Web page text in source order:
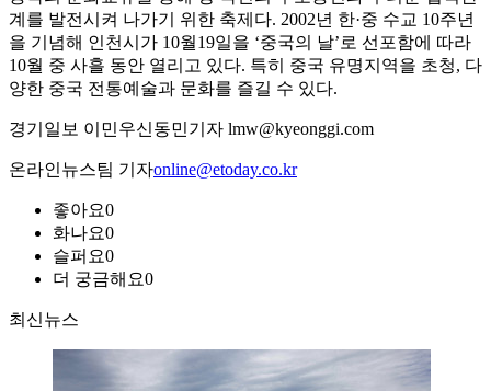
계를 발전시켜 나가기 위한 축제다. 2002년 한·중 수교 10주년
을 기념해 인천시가 10월19일을 ‘중국의 날’로 선포함에 따라
10월 중 사흘 동안 열리고 있다. 특히 중국 유명지역을 초청, 다
양한 중국 전통예술과 문화를 즐길 수 있다.
경기일보 이민우신동민기자 lmw@kyeonggi.com
온라인뉴스팀 기자online@etoday.co.kr
좋아요0
화나요0
슬퍼요0
더 궁금해요0
최신뉴스